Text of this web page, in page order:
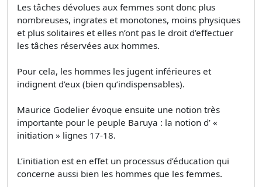
Les tâches dévolues aux femmes sont donc plus
nombreuses, ingrates et monotones, moins physiques
et plus solitaires et elles n’ont pas le droit d’effectuer
les tâches réservées aux hommes.
Pour cela, les hommes les jugent inférieures et
indignent d’eux (bien qu’indispensables).
Maurice Godelier évoque ensuite une notion très
importante pour le peuple Baruya : la notion d’ «
initiation » lignes 17-18.
L’initiation est en effet un processus d’éducation qui
concerne aussi bien les hommes que les femmes.